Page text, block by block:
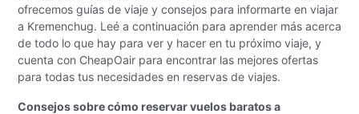
ofrecemos guías de viaje y consejos para informarte en viajar
a Kremenchug. Leé a continuación para aprender más acerca
de todo lo que hay para ver y hacer en tu próximo viaje, y
cuenta con CheapOair para encontrar las mejores ofertas
para todas tus necesidades en reservas de viajes.
Consejos sobre cómo reservar vuelos baratos a